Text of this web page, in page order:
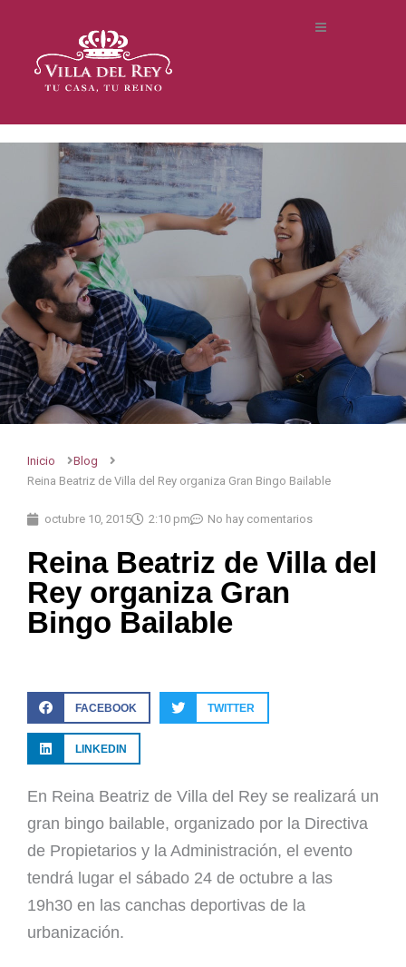
Inicio
Blog
Reina Beatriz de Villa del Rey organiza Gran Bingo Bailable
octubre 10, 2015 2:10 pm No hay comentarios
Reina Beatriz de Villa del
Rey organiza Gran
Bingo Bailable
FACEBOOK TWITTER
LINKEDIN
En Reina Beatriz de Villa del Rey se realizará un
gran bingo bailable, organizado por la Directiva
de Propietarios y la Administración, el evento
tendrá lugar el sábado 24 de octubre a las
19h30 en las canchas deportivas de la
urbanización.